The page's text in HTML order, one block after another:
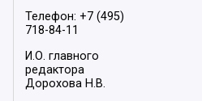
Телефон: +7 (495)
718-84-11
И.О. главного
редактора
Дорохова Н.В.